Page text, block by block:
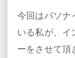
今回はパソナ
いる私が、イ
ーをさせて頂